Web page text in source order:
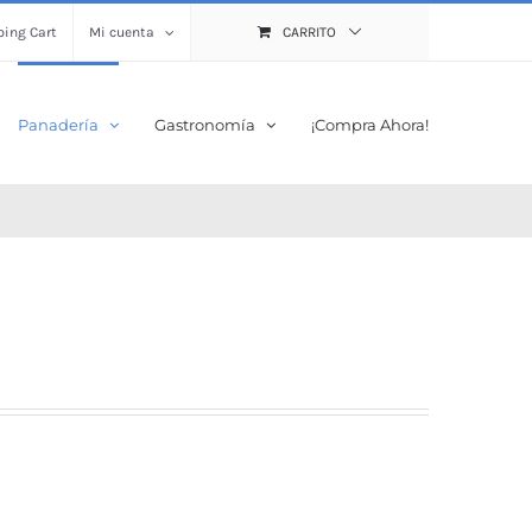
Cart Mi cuenta CARRITO
Panadería Gastronomía ¡Compra Ahora!